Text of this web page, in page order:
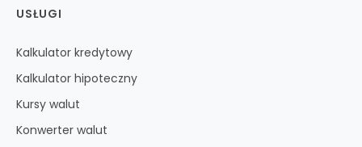
USŁUGI
Kalkulator kredytowy
Kalkulator hipoteczny
Kursy walut
Konwerter walut